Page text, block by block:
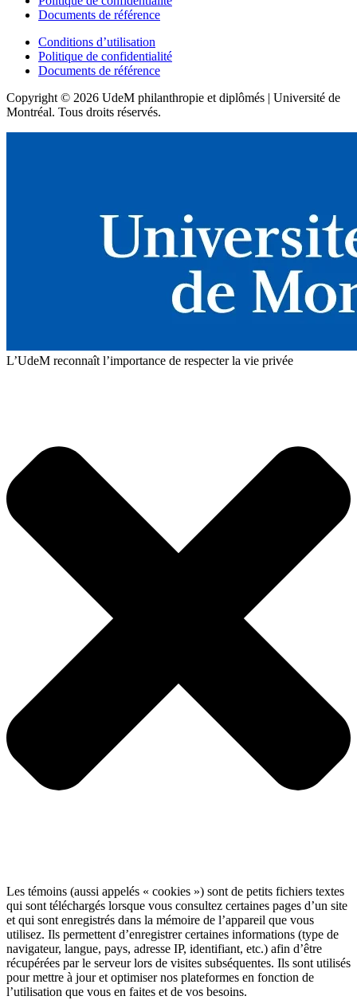
Documents de référence
Conditions d’utilisation
Politique de confidentialité
Documents de référence
Copyright © 2026 UdeM philanthropie et diplômés | Université de
Montréal. Tous droits réservés.
L’UdeM reconnaît l’importance de respecter la vie privée
Les témoins (aussi appelés « cookies ») sont de petits fichiers textes
qui sont téléchargés lorsque vous consultez certaines pages d’un site
et qui sont enregistrés dans la mémoire de l’appareil que vous
utilisez. Ils permettent d’enregistrer certaines informations (type de
navigateur, langue, pays, adresse IP, identifiant, etc.) afin d’être
récupérées par le serveur lors de visites subséquentes. Ils sont utilisés
pour mettre à jour et optimiser nos plateformes en fonction de
l’utilisation que vous en faites et de vos besoins.